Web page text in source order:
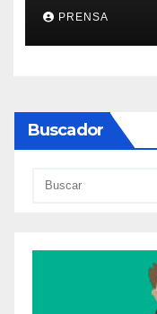
PRENSA
Buscador